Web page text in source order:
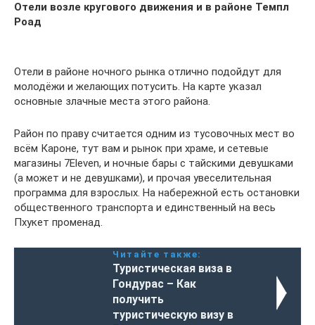
Отели возле кругового движения и в районе Темпл
Роад
Отели в районе ночного рынка отлично подойдут для
молодёжи и желающих потусить. На карте указал
основные злачные места этого района.
Район по праву считается одним из тусовочных мест во
всём Кароне, тут вам и рынок при храме, и сетевые
магазины 7Eleven, и ночные бары с тайскими девушками
(а может и не девушками), и прочая увеселительная
программа для взрослых. На набережной есть остановки
общественного транспорта и единственный на весь
Пхукет променад.
Читайте также:
Туристическая виза в
Гондурас – Как
получить
туристическую визу в